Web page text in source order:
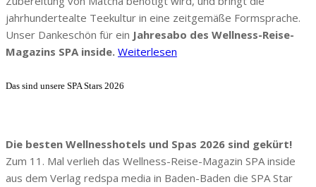
jahrhundertealte Teekultur in eine zeitgemäße Formsprache.
Unser Dankeschön für ein Jahresabo des Wellness-Reise-
Magazins SPA inside. Weiterlesen
Das sind unsere SPA Stars 2026
Die besten Wellnesshotels und Spas 2026 sind gekürt!
Zum 11. Mal verlieh das Wellness-Reise-Magazin SPA inside
aus dem Verlag redspa media in Baden-Baden die SPA Star